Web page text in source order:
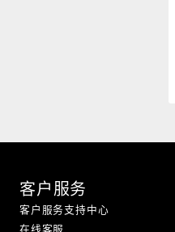
客户服务
客户服务支持中心
在线客服